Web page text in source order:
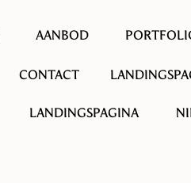
AANBOD
CONTACT
LANDINGSPAGINA